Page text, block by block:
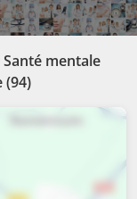
Santé mentale
(94)